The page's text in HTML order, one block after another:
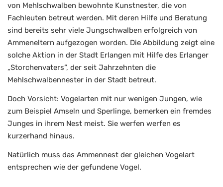
von Mehlschwalben bewohnte Kunstnester, die von
Fachleuten betreut werden. Mit deren Hilfe und Beratung
sind bereits sehr viele Jungschwalben erfolgreich von
Ammeneltern aufgezogen worden. Die Abbildung zeigt eine
solche Aktion in der Stadt Erlangen mit Hilfe des Erlanger
„Storchenvaters“, der seit Jahrzehnten die
Mehlschwalbennester in der Stadt betreut.
Doch Vorsicht: Vogelarten mit nur wenigen Jungen, wie
zum Beispiel Amseln und Sperlinge, bemerken ein fremdes
Junges in ihrem Nest meist. Sie werfen werfen es
kurzerhand hinaus.
Natürlich muss das Ammennest der gleichen Vogelart
entsprechen wie der gefundene Vogel.